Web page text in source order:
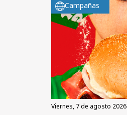
Campañas
viernes, 7 de agosto 2026